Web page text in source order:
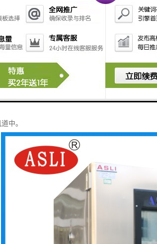
装防爆照明灯，两侧留有电缆线引出孔各一个（
应设计合理、制造工艺精良、内外表美观、不锈
316L鳍片散热加热管，升温快，寿命长
轴风扇电机，耐高低温之不锈钢多翼式叶轮,以
试电源线或信号线使用（孔径或孔数量可根据客
温度调节，循环的主体，使用材料为不锈钢型材
中。